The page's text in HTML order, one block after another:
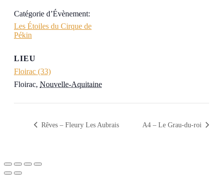
Catégorie d’Évènement:
Les Étoiles du Cirque de
Pékin
LIEU
Floirac (33)
Floirac, Nouvelle-Aquitaine
Rêves – Fleury Les Aubrais A4 – Le Grau-du-roi